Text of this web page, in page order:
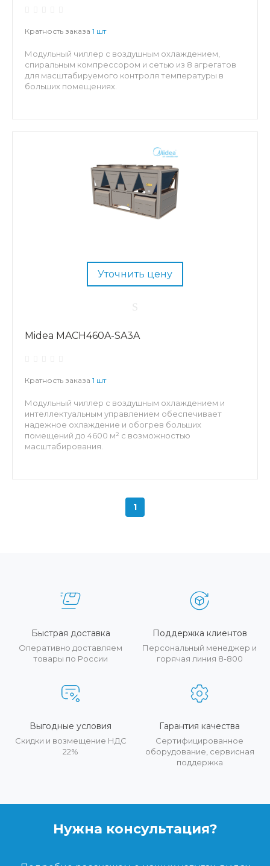
Кратность заказа 1 шт
Модульный чиллер с воздушным охлаждением,
спиральным компрессором и сетью из 8 агрегатов
для масштабируемого контроля температуры в
больших помещениях.
Уточнить цену
Midea MACH460A-SA3A
Кратность заказа 1 шт
Модульный чиллер с воздушным охлаждением и
интеллектуальным управлением обеспечивает
надежное охлаждение и обогрев больших
помещений до 4600 м² с возможностью
масштабирования.
1
Быстрая доставка
Оперативно доставляем
товары по России
Поддержка клиентов
Персональный менеджер и
горячая линия 8-800
Выгодные условия
Скидки и возмещение НДС
22%
Гарантия качества
Сертифицированное
оборудование, сервисная
поддержка
Нужна консультация?